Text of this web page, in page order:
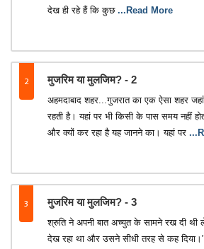
देख ही रहे हैं कि कुछ ...Read More
2 मुजरिम या मुलजिम? - 2
अहमदाबाद शहर...गुजरात का एक ऐसा शहर जहां
रहती है। यहां पर भी किसी के पास समय नहीं
और क्यों कर रहा है यह जानने का। यहां पर
3 मुजरिम या मुलजिम? - 3
श्रुति ने अपनी बात अच्युत के सामने रख दी
देख रहा था और उसने सीधी तरह से कह